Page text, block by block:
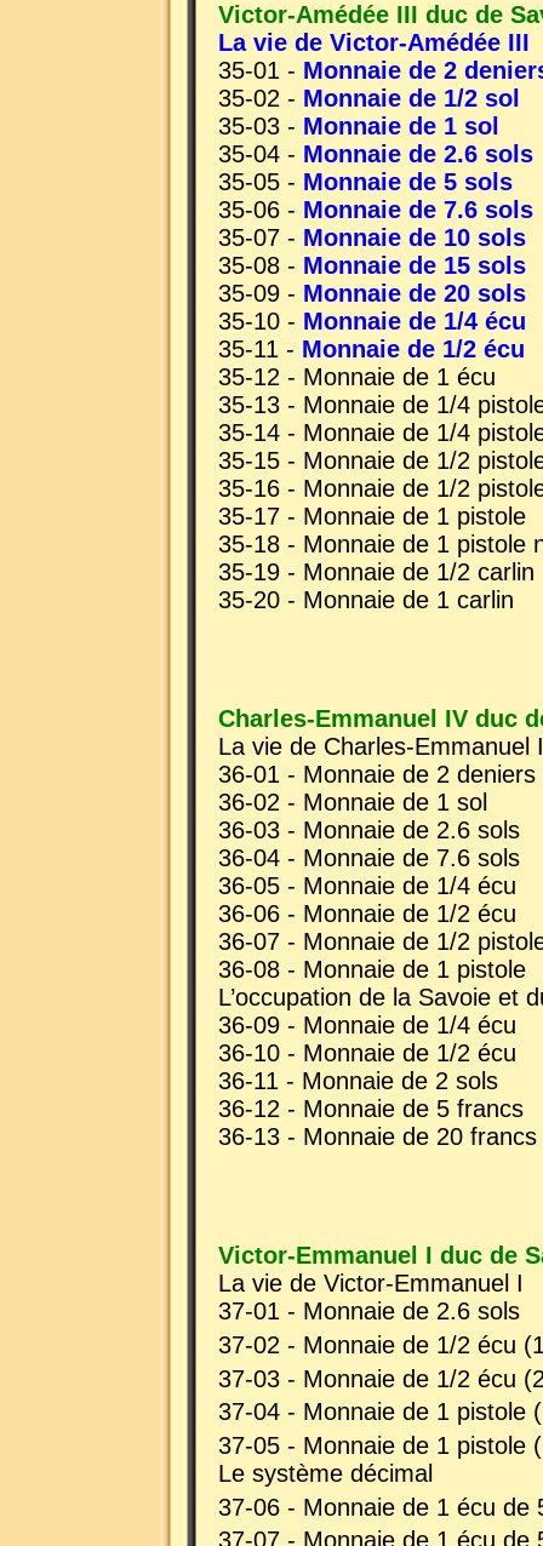
Victor-Amédée III duc de
La vie de Victor-Amédée III
35-01 - Monnaie de 2
35-02 - Monnaie de 1/2 sol
35-03 - Monnaie de 1 sol
35-04 - Monnaie de 2.6 sols
35-05 - Monnaie de 5 sols
35-06 - Monnaie de 7.6 sols
35-07 - Monnaie de 10 sols
35-08 - Monnaie de 15 sols
35-09 - Monnaie de 20 sols
35-10 - Monnaie de 1/4 écu
35-11 - Monnaie de 1/2 écu
35-12 - Monnaie de 1 écu
35-13 - Monnaie de 1/4
35-14 - Monnaie de 1/4
35-15 - Monnaie de 1/2
35-16 - Monnaie de 1/2
35-17 - Monnaie de 1 pistole
35-18 - Monnaie de 1 pistole
35-19 - Monnaie de 1/2 carlin
35-20 - Monnaie de 1 carlin
Charles-Emmanuel IV duc
La vie de Charles-Emmanuel
36-01 - Monnaie de 2 deniers
36-02 - Monnaie de 1 sol
36-03 - Monnaie de 2.6 sols
36-04 - Monnaie de 7.6 sols
36-05 - Monnaie de 1/4 écu
36-06 - Monnaie de 1/2 écu
36-07 - Monnaie de 1/2
36-08 - Monnaie de 1 pistole
L’occupation de la Savoie et
36-09 - Monnaie de 1/4 écu
36-10 - Monnaie de 1/2 écu
36-11 - Monnaie de 2 sols
36-12 - Monnaie de 5 francs
36-13 - Monnaie de 20 francs
Victor-Emmanuel I duc de
La vie de Victor-Emmanuel I
37-01 - Monnaie de 2.6 sols
37-02 - Monnaie de 1/2 écu
37-03 - Monnaie de 1/2 écu
37-04 - Monnaie de 1 pistole
37-05 - Monnaie de 1 pistole
Le système décimal
37-06 - Monnaie de 1 écu de
37-07 - Monnaie de 1 écu de